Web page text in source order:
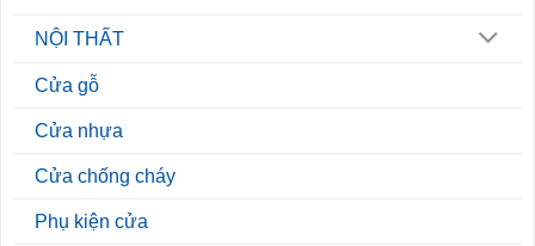
NỘI THẤT
Cửa gỗ
Cửa nhựa
Cửa chống cháy
Phụ kiện cửa